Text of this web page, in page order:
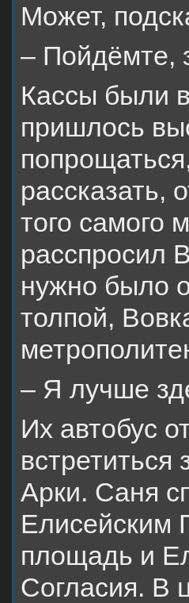
Может,
– Пойдёмте,
Кассы были
пришлось
рассказать,
того самого
расспросил
нужно было
толпой,
– Я лучше
Их автобус
Арки. Саня
Елисейским
площадь и
Согласия. В